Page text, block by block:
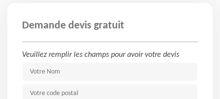
Demande devis gratuit
Veuillez remplir les champs pour avoir votre devis